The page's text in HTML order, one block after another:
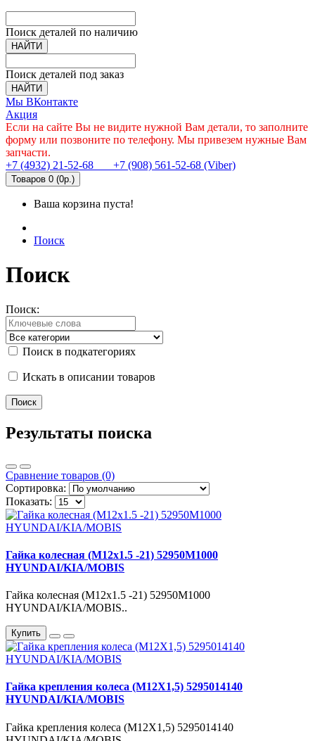
Поиск деталей по наличию
НАЙТИ
Поиск деталей под заказ
НАЙТИ
Мы ВКонтакте
Акция
Если на сайте Вы не видите нужной Вам детали, то заполните
форму или позвоните по телефону. Мы привезем нужные Вам
запчасти.
+7 (4932) 21-52-68
+7 (908) 561-52-68 (Viber)
Товаров 0 (0р.)
Ваша корзина пуста!
Поиск
Поиск
Поиск:
Поиск в подкатегориях
Искать в описании товаров
Результаты поиска
Сравнение товаров (0)
Сортировка:
Показать:
Гайка колесная (M12x1.5 -21) 52950M1000
HYUNDAI/KIA/MOBIS
Гайка колесная (M12x1.5 -21) 52950M1000
HYUNDAI/KIA/MOBIS..
Купить
Гайка крепления колеса (М12Х1,5) 5295014140
HYUNDAI/KIA/MOBIS
Гайка крепления колеса (М12Х1,5) 5295014140